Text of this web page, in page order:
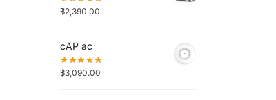
฿2,390.00
cAP ac
฿3,090.00